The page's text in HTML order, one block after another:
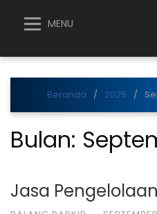
MENU
Beranda 2025
Bulan:
Jasa